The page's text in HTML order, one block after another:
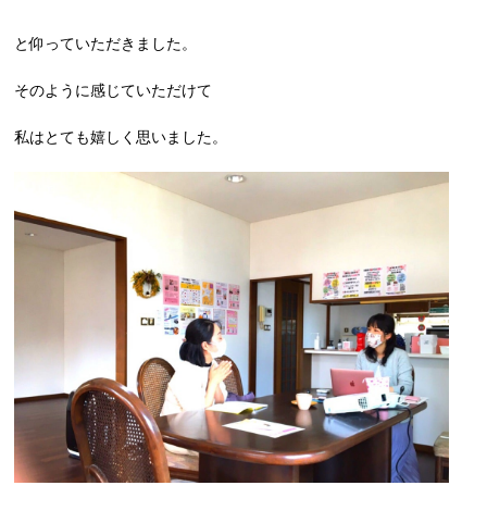
と仰っていただきました。
そのように感じていただけて
私はとても嬉しく思いました。